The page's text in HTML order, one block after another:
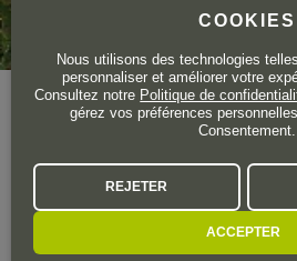
Année de création 2005
Surface totale du vignoble 4 ha.
Un projet récent avec une longue
VOIR LE DOMAINE
COOKIES
Nous utilisons des technologies
personnaliser et améliorer votre
Consultez notre Politique de
gérez vos préférences
Consentement.
REJETER
ACCEPTER